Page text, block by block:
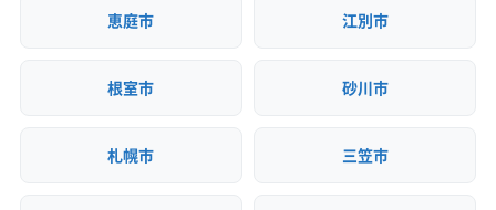
恵庭市 江別市
根室市 砂川市
札幌市 三笠市